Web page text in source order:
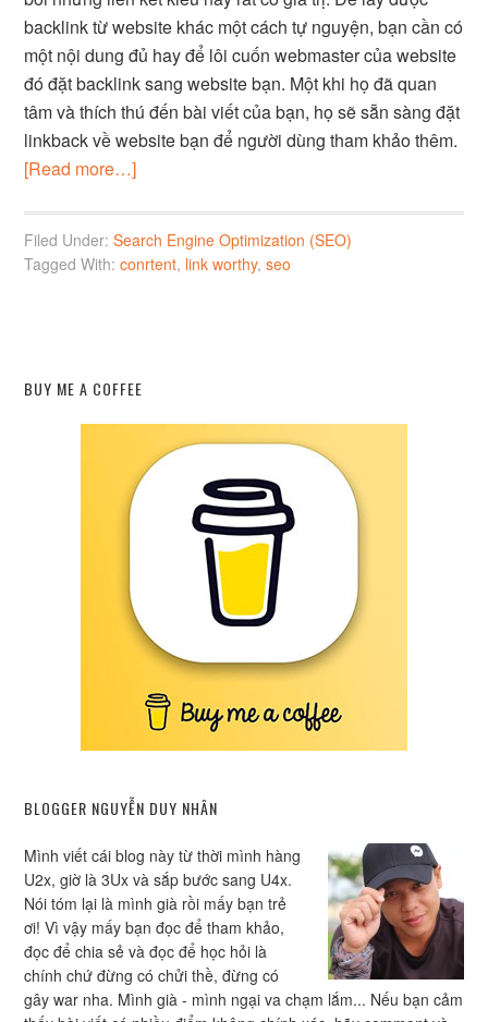
backlink từ website khác một cách tự nguyện, bạn cần có
một nội dung đủ hay để lôi cuốn webmaster của website
đó đặt backlink sang website bạn. Một khi họ đã quan
tâm và thích thú đến bài viết của bạn, họ sẽ sẵn sàng đặt
linkback về website bạn để người dùng tham khảo thêm.
[Read more…]
Filed Under:Search Engine Optimization (SEO)
Tagged With:conrtent, link worthy,seo
BUY ME A COFFEE
BLOGGER NGUYỄN DUY NHÂN
Mình viết cái blog này từ thời mình hàng
U2x, giờ là 3Ux và sắp bước sang U4x.
Nói tóm lại là mình già rồi mấy bạn trẻ
ơi! Vì vậy mấy bạn đọc để tham khảo,
đọc để chia sẻ và đọc để học hỏi là
chính chứ đừng có chửi thề, đừng có
gây war nha. Mình già - mình ngại va chạm lắm... Nếu bạn cảm